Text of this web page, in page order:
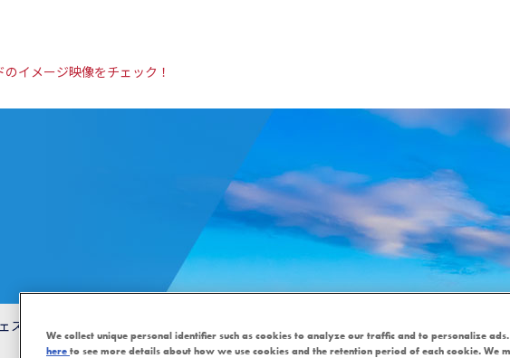
イメージ映像をチェック！
スタ in 神戸メリケンパーク2023（10月28日、29日）」開催のお知らせ
We collect unique personal identifier such as cookies to analyze our traffic and to personalize
here to see more details about how we use cookies and the retention period of each cookie. We